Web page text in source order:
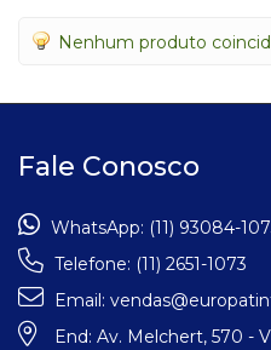
Nenhum produto
Fale Conosco
WhatsApp: (11) 93084-
Telefone: (11) 2651-1073
Email:
End: Av. Melchert, 570 -